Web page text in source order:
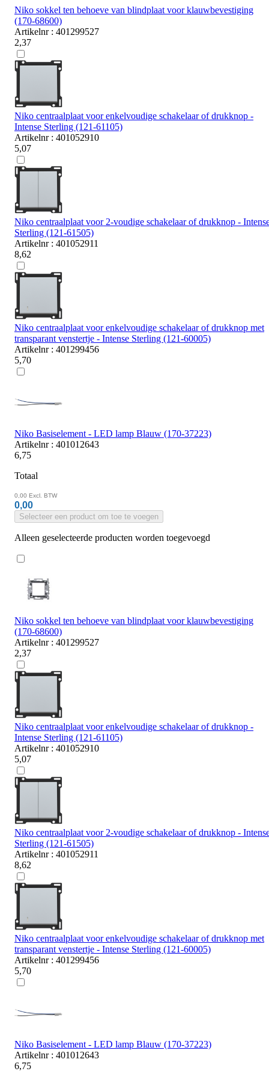
Niko sokkel ten behoeve van blindplaat voor klauwbevestiging
(170-68600)
Artikelnr : 401299527
2,37
Niko centraalplaat voor enkelvoudige schakelaar of drukknop -
Intense Sterling (121-61105)
Artikelnr : 401052910
5,07
Niko centraalplaat voor 2-voudige schakelaar of drukknop -
Sterling (121-61505)
Artikelnr : 401052911
8,62
Niko centraalplaat voor enkelvoudige schakelaar of drukknop met
transparant venstertje - Intense Sterling (121-60005)
Artikelnr : 401299456
5,70
Niko Basiselement - LED lamp Blauw (170-37223)
Artikelnr : 401012643
6,75
Totaal
0,00 Excl. BTW
0,00
Selecteer een product om toe te voegen
Alleen geselecteerde producten worden toegevoegd
Niko sokkel ten behoeve van blindplaat voor klauwbevestiging
(170-68600)
Artikelnr : 401299527
2,37
Niko centraalplaat voor enkelvoudige schakelaar of drukknop -
Intense Sterling (121-61105)
Artikelnr : 401052910
5,07
Niko centraalplaat voor 2-voudige schakelaar of drukknop -
Sterling (121-61505)
Artikelnr : 401052911
8,62
Niko centraalplaat voor enkelvoudige schakelaar of drukknop met
transparant venstertje - Intense Sterling (121-60005)
Artikelnr : 401299456
5,70
Niko Basiselement - LED lamp Blauw (170-37223)
Artikelnr : 401012643
6,75